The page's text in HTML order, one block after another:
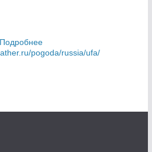
Подробнее
pogoda/russia/ufa/